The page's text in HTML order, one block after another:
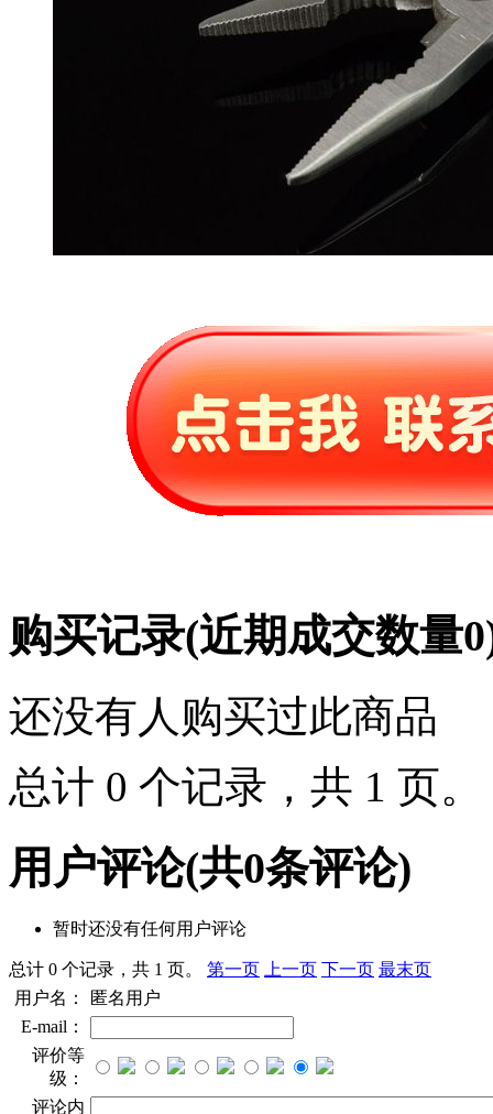
购买记录(近期成交数量0
还没有人购买过此商品
总计 0 个记录，共 1 页。
用户评论(共0条评论)
暂时还没有任何用户评论
总计 0 个记录，共 1 页。 第一页 上一页 下一页 最末页
用户名：
匿名用户
E-mail：
评价等
级：
评论内